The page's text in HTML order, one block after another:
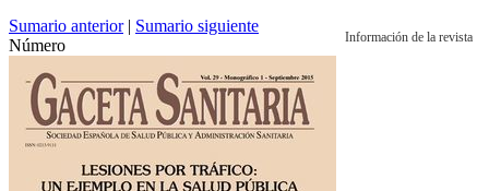
Información de la revista
Sumario anterior| Sumario siguiente
Número